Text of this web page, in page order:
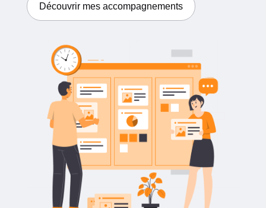
Découvrir mes accompagnements